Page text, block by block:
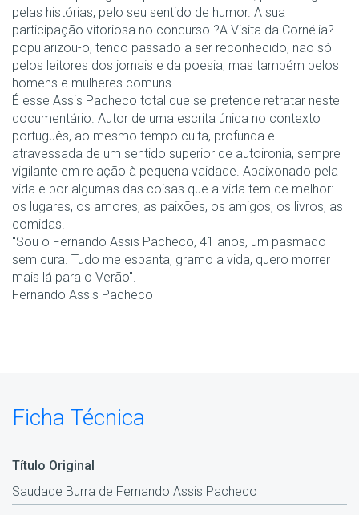
pelas histórias, pelo seu sentido de humor. A sua
participação vitoriosa no concurso ?A Visita da Cornélia?
popularizou-o, tendo passado a ser reconhecido, não só
pelos leitores dos jornais e da poesia, mas também pelos
homens e mulheres comuns.
É esse Assis Pacheco total que se pretende retratar neste
documentário. Autor de uma escrita única no contexto
português, ao mesmo tempo culta, profunda e
atravessada de um sentido superior de autoironia, sempre
vigilante em relação à pequena vaidade. Apaixonado pela
vida e por algumas das coisas que a vida tem de melhor:
os lugares, os amores, as paixões, os amigos, os livros, as
comidas.
"Sou o Fernando Assis Pacheco, 41 anos, um pasmado
sem cura. Tudo me espanta, gramo a vida, quero morrer
mais lá para o Verão".
Fernando Assis Pacheco
Ficha Técnica
Título Original
Saudade Burra de Fernando Assis Pacheco